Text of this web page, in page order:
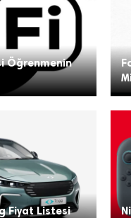
Öğrenmenin
Fiyat Listesi